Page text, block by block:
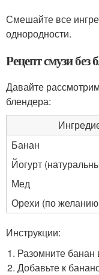
Смешайте все
однородности.
Рецепт смузи без
Давайте
блендера:
Банан
Йогурт
Мед
Орехи (по
Инструкции:
Разомните банан
Добавьте к